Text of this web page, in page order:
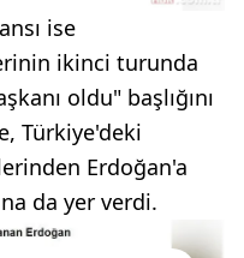
ise
ikinci turunda
oldu" başlığını
Türkiye'deki
Erdoğan'a
da yer verdi.